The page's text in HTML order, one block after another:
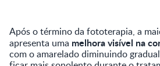
Após o término da fototerapia, a
apresenta uma melhora visível na
com o amarelado diminuindo